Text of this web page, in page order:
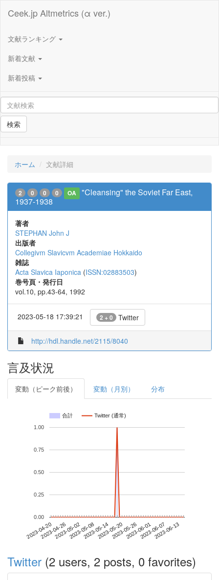
Ceek.jp Altmetrics (α ver.)
文献ランキング
新着文献
新着投稿
検索
ホーム 文献詳細
2 0 0 0 OA
"Cleansing" the Soviet Far East,
1937-1938
著者
STEPHAN John J
出版者
Collegivm Slavicvm Academiae Hokkaido
雑誌
Acta Slavica Iaponica (ISSN:02883503)
巻号頁・発行日
vol.10, pp.43-64, 1992
2023-05-18 17:39:21 2 + 0 Twitter
http://hdl.handle.net/2115/8040
言及状況
変動（ピーク前後） 変動（月別） 分布
合計 Twitter (通常)
2023-04-202023-04-262023-05-022023-05-082023-05-142023-05-202023-05-262023-06-012023-06-072023-06-13
0.00
0.25
0.50
0.75
1.00
Twitter (2 users, 2 posts, 0 favorites)